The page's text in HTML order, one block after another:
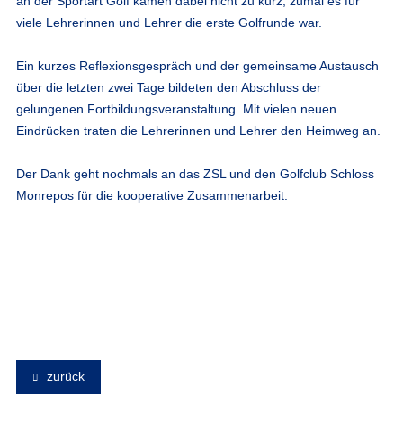
viele Lehrerinnen und Lehrer die erste Golfrunde war.
Ein kurzes Reflexionsgespräch und der gemeinsame Austausch
über die letzten zwei Tage bildeten den Abschluss der
gelungenen Fortbildungsveranstaltung. Mit vielen neuen
Eindrücken traten die Lehrerinnen und Lehrer den Heimweg an.
Der Dank geht nochmals an das ZSL und den Golfclub Schloss
Monrepos für die kooperative Zusammenarbeit.
zurück